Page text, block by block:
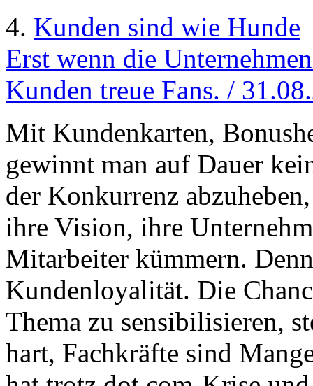
4. Kunden sind wie Hunde
Erst wenn die
Kunden treue Fans. /
Mit Kundenkarten,
gewinnt man auf Dauer
der Konkurrenz
ihre Vision, ihre
Mitarbeiter kümmern.
Kundenloyalität. Die
Thema zu sensibilisieren,
hart, Fachkräfte sind